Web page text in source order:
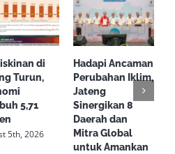
di
Turun,
5,71
5th, 2026
Hadapi Ancaman
Perubahan Iklim,
Jateng
Sinergikan 8
Daerah dan
Mitra Global
untuk Amankan